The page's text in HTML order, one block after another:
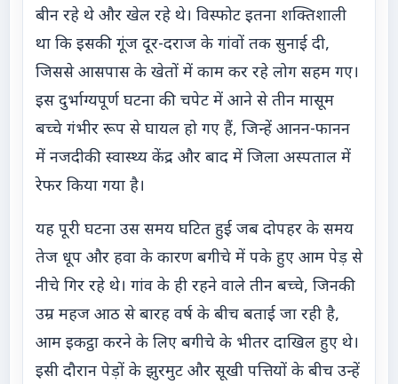
बीन रहे थे और खेल रहे थे। विस्फोट इतना शक्तिशाली
था कि इसकी गूंज दूर-दराज के गांवों तक सुनाई दी,
जिससे आसपास के खेतों में काम कर रहे लोग सहम गए।
इस दुर्भाग्यपूर्ण घटना की चपेट में आने से तीन मासूम
बच्चे गंभीर रूप से घायल हो गए हैं, जिन्हें आनन-फानन
में नजदीकी स्वास्थ्य केंद्र और बाद में जिला अस्पताल में
रेफर किया गया है।
यह पूरी घटना उस समय घटित हुई जब दोपहर के समय
तेज धूप और हवा के कारण बगीचे में पके हुए आम पेड़ से
नीचे गिर रहे थे। गांव के ही रहने वाले तीन बच्चे, जिनकी
उम्र महज आठ से बारह वर्ष के बीच बताई जा रही है,
आम इकट्ठा करने के लिए बगीचे के भीतर दाखिल हुए थे।
इसी दौरान पेड़ों के झुरमुट और सूखी पत्तियों के बीच उन्हें